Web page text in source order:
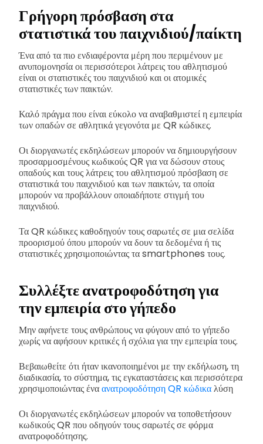
Γρήγορη πρόσβαση στα
στατιστικά του παιχνιδιού/παίκτη
Ένα από τα πιο ενδιαφέροντα μέρη που περιμένουν με
ανυπομονησία οι περισσότεροι λάτρεις του αθλητισμού
είναι οι στατιστικές του παιχνιδιού και οι ατομικές
στατιστικές των παικτών.
Καλό πράγμα που είναι εύκολο να αναβαθμιστεί η εμπειρία
των οπαδών σε αθλητικά γεγονότα με QR κώδικες.
Οι διοργανωτές εκδηλώσεων μπορούν να δημιουργήσουν
προσαρμοσμένους κωδικούς QR για να δώσουν στους
οπαδούς και τους λάτρεις του αθλητισμού πρόσβαση σε
στατιστικά του παιχνιδιού και των παικτών, τα οποία
μπορούν να προβάλλουν οποιαδήποτε στιγμή του
παιχνιδιού.
Τα QR κώδικες καθοδηγούν τους σαρωτές σε μια σελίδα
προορισμού όπου μπορούν να δουν τα δεδομένα ή τις
στατιστικές χρησιμοποιώντας τα smartphones τους.
Συλλέξτε ανατροφοδότηση για
την εμπειρία στο γήπεδο
Μην αφήνετε τους ανθρώπους να φύγουν από το γήπεδο
χωρίς να αφήσουν κριτικές ή σχόλια για την εμπειρία τους.
Βεβαιωθείτε ότι ήταν ικανοποιημένοι με την εκδήλωση, τη
διαδικασία, το σύστημα, τις εγκαταστάσεις και περισσότερα
χρησιμοποιώντας έναανατροφοδότηση QR κώδικαλύση
Οι διοργανωτές εκδηλώσεων μπορούν να τοποθετήσουν
κωδικούς QR που οδηγούν τους σαρωτές σε φόρμα
ανατροφοδότησης.